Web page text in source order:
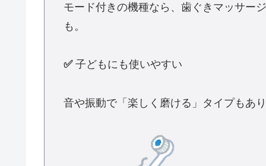
モード付きの機種なら、歯ぐきマッサー
も。
✅子どもにも使いやすい
音や振動で「楽しく磨ける」タイプもあ